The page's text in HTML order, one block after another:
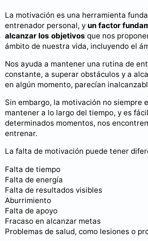
La motivación es una herramienta
entrenador personal, y un factor
alcanzar los objetivos que nos
ámbito de nuestra vida, incluyendo el
Nos ayuda a mantener una rutina de
constante, a superar obstáculos y a
en algún momento, parecían
Sin embargo, la motivación no siempre
mantener a lo largo del tiempo, y es
determinados momentos, nos
entrenar.
La falta de motivación puede tener
Falta de tiempo
Falta de energía
Falta de resultados visibles
Aburrimiento
Falta de apoyo
Fracaso en alcanzar metas
Problemas de salud, como lesiones o